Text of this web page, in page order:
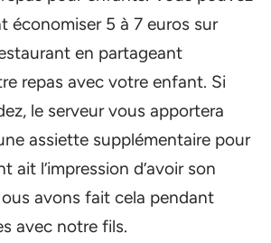
économiser 5 à 7 euros sur
en partageant
repas avec votre enfant. Si
le serveur vous apportera
assiette supplémentaire pour
ait l’impression d’avoir son
avons fait cela pendant
avec notre fils.